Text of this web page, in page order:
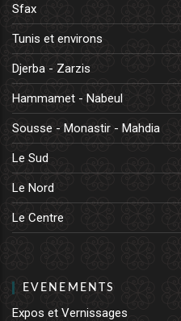
Sfax
Tunis et environs
Djerba - Zarzis
Hammamet - Nabeul
Sousse - Monastir - Mahdia
Le Sud
Le Nord
Le Centre
EVENEMENTS
Expos et Vernissages